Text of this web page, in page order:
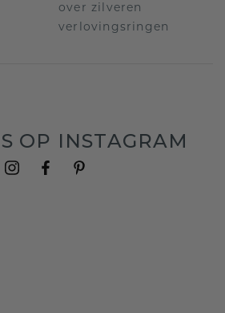
over zilveren
verlovingsringen
OP INSTAGRAM